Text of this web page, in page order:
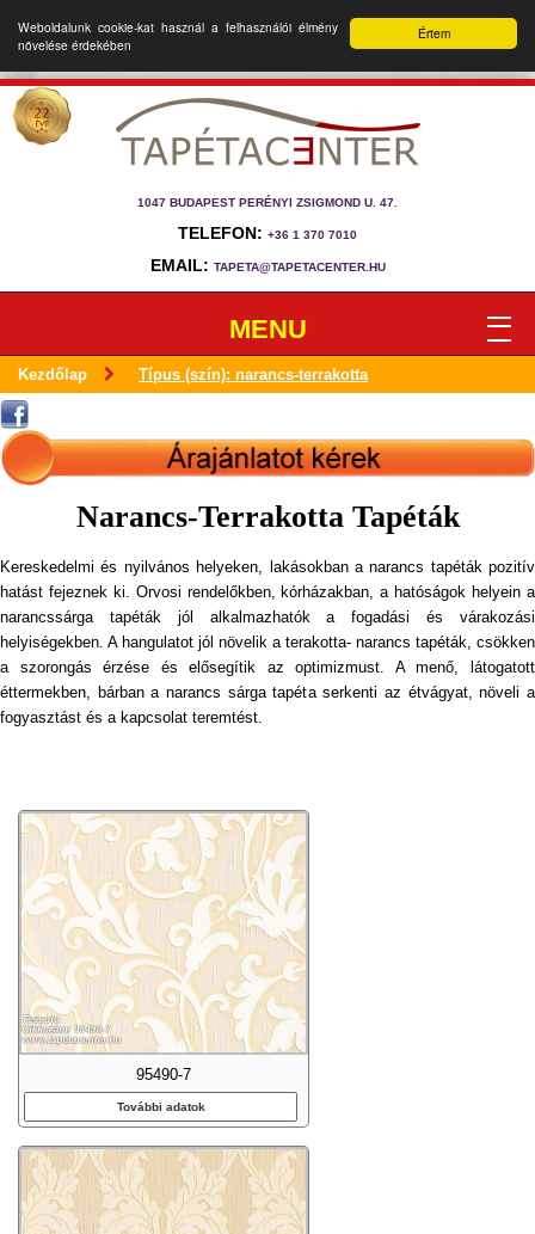
Értem
Weboldalunk cookie-kat használ a felhasználói élmény
növelése érdekében
1047 BUDAPEST PERÉNYI ZSIGMOND U. 47.
TELEFON: +36 1 370 7010
EMAIL: TAPETA@TAPETACENTER.HU
MENU
Kezdőlap Típus (szín): narancs-terrakotta
Narancs-Terrakotta Tapéták
Kereskedelmi és nyilvános helyeken, lakásokban a narancs tapéták pozitív
hatást fejeznek ki. Orvosi rendelőkben, kórházakban, a hatóságok helyein a
narancssárga tapéták jól alkalmazhatók a fogadási és várakozási
helyiségekben. A hangulatot jól növelik a terakotta- narancs tapéták, csökken
a szorongás érzése és elősegítik az optimizmust. A menő, látogatott
éttermekben, bárban a narancs sárga tapéta serkenti az étvágyat, növeli a
fogyasztást és a kapcsolat teremtést.
95490-7
További adatok